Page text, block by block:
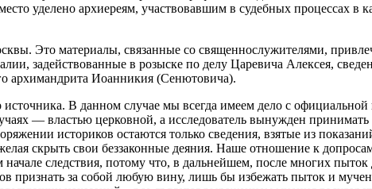
уделено архиереям, участвовавшим в судебных процессах в
Это материалы, связанные со священнослужителями,
задействованные в розыске по делу Царевича Алексея,
архимандрита Иоанникия (Сенютовича).
В данном случае мы всегда имеем дело с
— властью церковной, а исследователь вынужден
историков остаются только сведения, взятые из
скрыть свои беззаконные деяния. Наше отношение к
следствия, потому что, в дальнейшем, после многих
признать за собой любую вину, лишь бы избежать пыток и